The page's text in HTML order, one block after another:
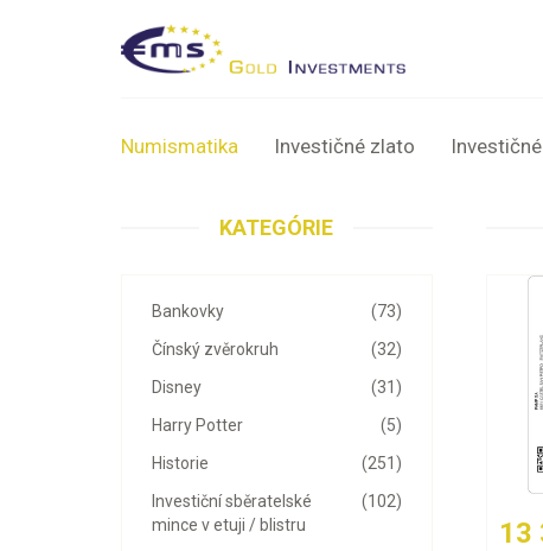
Numismatika Investičné zlato
KATEGÓRIE
(73)
Bankovky
(32)
Čínský zvěrokruh
(31)
Disney
(5)
Harry Potter
(251)
Historie
(102)
Investiční sběratelské
mince v etuji / blistru
13